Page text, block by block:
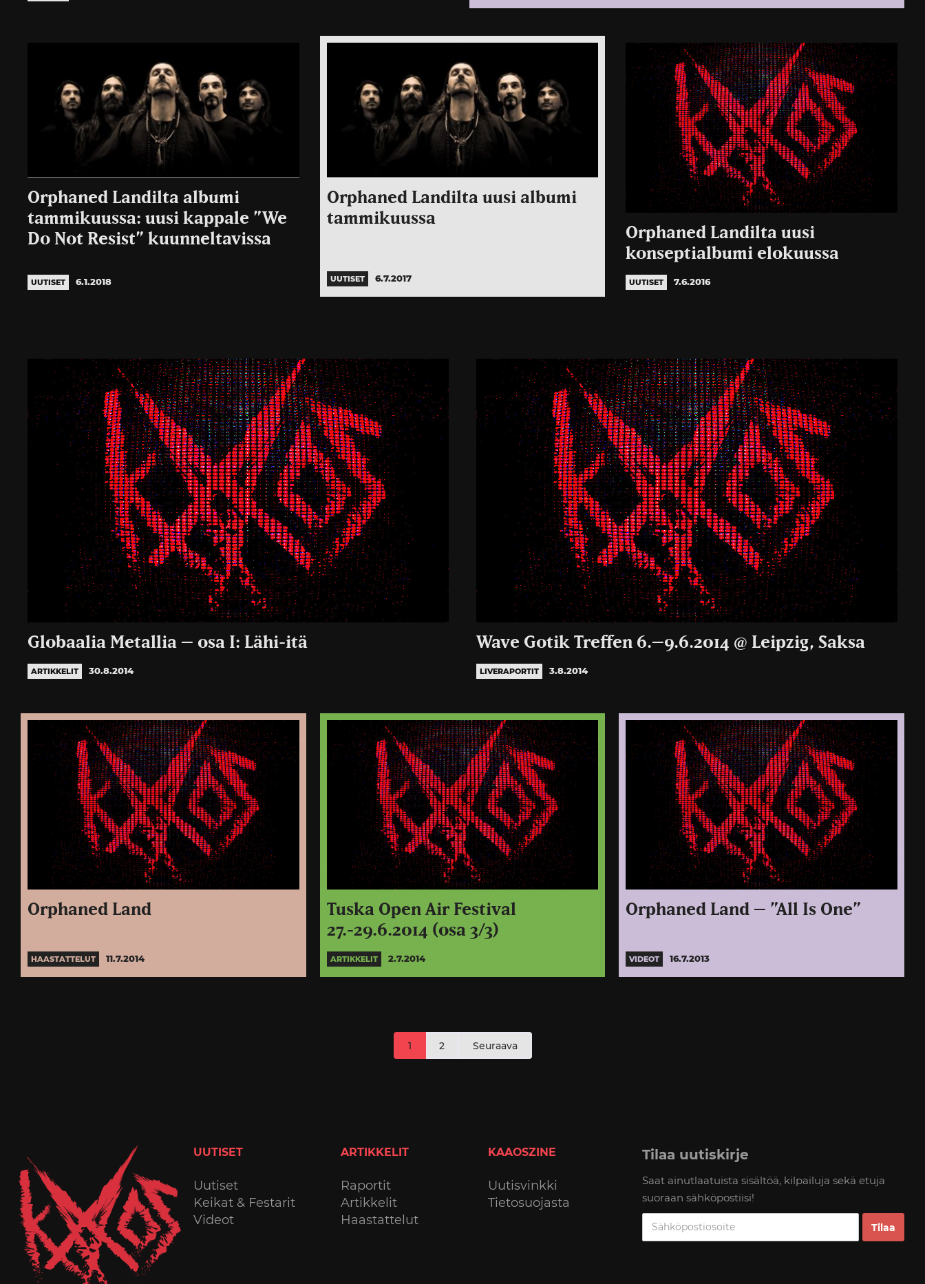
Orphaned Landilta albumi
tammikuussa: uusi kappale ”We
Do Not Resist” kuunneltavissa
UUTISET 6.1.2018
Orphaned Landilta uusi albumi
tammikuussa
UUTISET 6.7.2017
Orphaned Landilta uusi
konseptialbumi elokuussa
UUTISET 7.6.2016
Globaalia Metallia – osa I: Lähi-itä
ARTIKKELIT 30.8.2014
Wave Gotik Treffen 6.–9.6.2014 @ Leipzig, Saksa
LIVERAPORTIT 3.8.2014
Orphaned Land
HAASTATTELUT 11.7.2014
Tuska Open Air Festival
27.-29.6.2014 (osa 3/3)
ARTIKKELIT 2.7.2014
Orphaned Land – ”All Is One”
VIDEOT 16.7.2013
sivutus
1 2 Seuraava
UUTISET
Uutiset
Keikat & Festarit
Videot
ARTIKKELIT
Raportit
Artikkelit
Haastattelut
KAAOSZINE
Uutisvinkki
Tietosuojasta
Tilaa uutiskirje
Saat ainutlaatuista sisältöä, kilpailuja sekä etuja
suoraan sähköpostiisi!